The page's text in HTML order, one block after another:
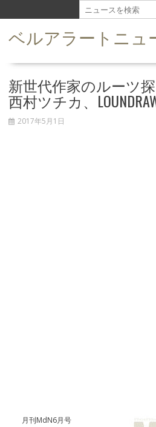
k
ベルアラートニュ
新世代作家のルーツ探
西村ツチカ、
2017年5月1日
月刊MdN6月号